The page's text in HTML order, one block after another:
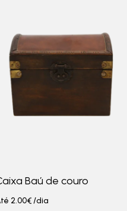
Baú de couro
2.00€/dia